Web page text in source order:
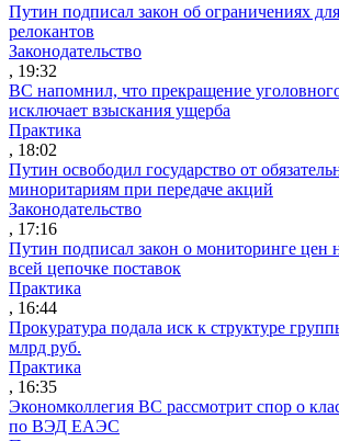
Путин подписал закон об ограничениях
релокантов
Законодательство
, 19:32
ВС напомнил, что прекращение
исключает взыскания ущерба
Практика
, 18:02
Путин освободил государство от
миноритариям при передаче акций
Законодательство
, 17:16
Путин подписал закон о мониторинге цен
всей цепочке поставок
Практика
, 16:44
Прокуратура подала иск к структуре
млрд руб.
Практика
, 16:35
Экономколлегия ВС рассмотрит спор о
по ВЭД ЕАЭС